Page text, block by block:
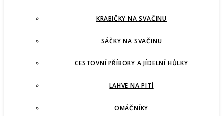
KRABIČKY NA SVAČINU
SÁČKY NA SVAČINU
CESTOVNÍ PŘÍBORY A JÍDELNÍ HŮLKY
LAHVE NA PITÍ
OMÁČNÍKY